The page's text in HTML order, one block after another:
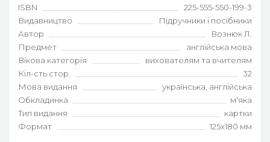
ISBN
225-555-550-199-3
Видавництво
Підручники і посібники
Автор
Вознюк Л.
Предмет
англійська мова
Вікова категорія
вихователям та вчителям
Кіл-сть стор.
32
Мова видання
українська, англійська
Обкладинка
м'яка
Тип видання
картки
Формат
125х180 мм